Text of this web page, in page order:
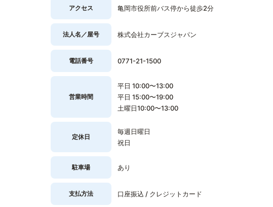
アクセス 亀岡市役所前バス停から徒歩2分
法人名／屋号 株式会社カーブスジャパン
電話番号 0771-21-1500
営業時間
平日 10:00〜13:00
平日 15:00〜19:00
土曜日10:00〜13:00
定休日
毎週日曜日
祝日
駐車場 あり
支払方法 口座振込 / クレジットカード